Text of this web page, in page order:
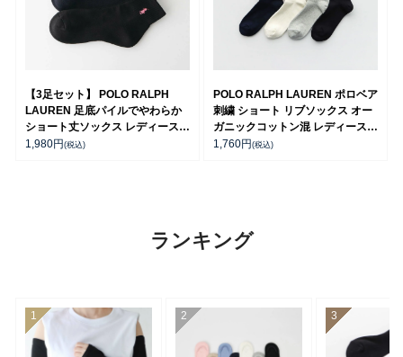
【3足セット】 POLO RALPH
LAUREN 足底パイルでやわらか
ショート丈ソックス レディース
93246914
1,980円(税込)
POLO RALPH LAUREN ポロベア
刺繍 ショート リブソックス オー
ガニックコットン混 レディース
03207311
1,760円(税込)
ランキング